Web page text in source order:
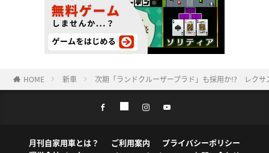
HOME 新車 次期「ランドクルーザープラド」も採用か!? レクサ
月刊自家用車とは？ ご利用案内
プライバシーポリシー